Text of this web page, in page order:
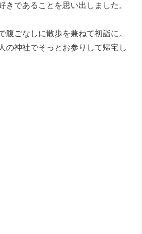
きであることを思い出しました。
腹ごなしに散歩を兼ねて初詣に。
の神社でそっとお参りして帰宅し